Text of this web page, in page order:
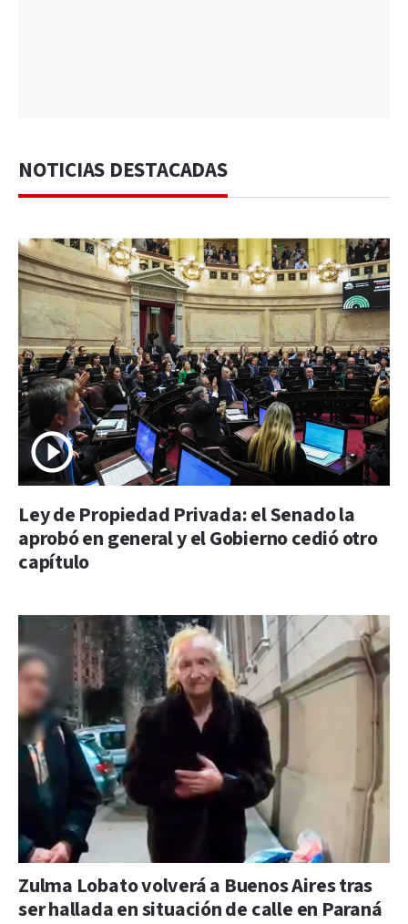
NOTICIAS DESTACADAS
Ley de Propiedad Privada: el Senado la
aprobó en general y el Gobierno cedió otro
capítulo
Zulma Lobato volverá a Buenos Aires tras
ser hallada en situación de calle en Paraná